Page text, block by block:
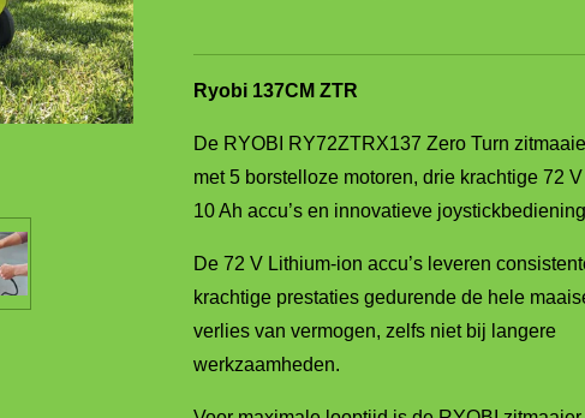
Ryobi 137CM ZTR
De RYOBI RY72ZTRX137 Zero Turn
met 5 borstelloze motoren, drie krachtige 72
10 Ah accu’s en innovatieve
De 72 V Lithium-ion accu’s leveren
krachtige prestaties gedurende de hele
verlies van vermogen, zelfs niet bij langere
werkzaamheden.